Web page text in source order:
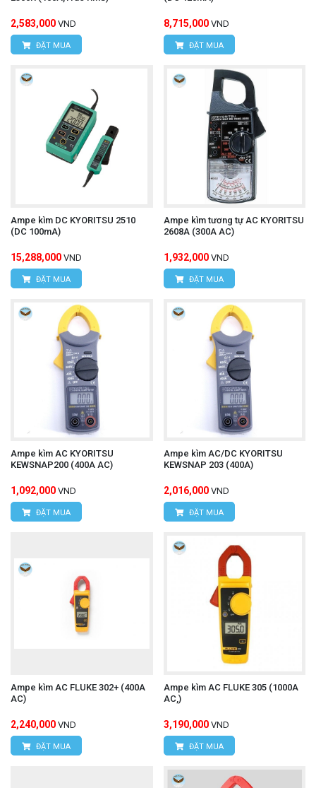
2,583,000 VND
ĐẶT MUA
8,715,000 VND
ĐẶT MUA
Ampe kìm DC KYORITSU 2510
(DC 100mA)
15,288,000 VND
ĐẶT MUA
Ampe kìm tương tự AC KYORITSU
2608A (300A AC)
1,932,000 VND
ĐẶT MUA
Ampe kìm AC KYORITSU
KEWSNAP200 (400A AC)
1,092,000 VND
ĐẶT MUA
Ampe kìm AC/DC KYORITSU
KEWSNAP 203 (400A)
2,016,000 VND
ĐẶT MUA
Ampe kìm AC FLUKE 302+ (400A
AC)
2,240,000 VND
ĐẶT MUA
Ampe kìm AC FLUKE 305 (1000A
AC,)
3,190,000 VND
ĐẶT MUA